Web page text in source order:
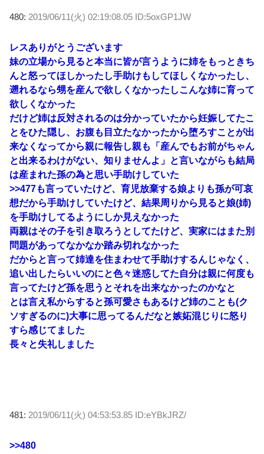
480: 2019/06/11(火) 02:19:08.05 ID:5oxGP1JW
レスありがとうございます
妹の立場から見ると本当に皆が言うように姉をもっときち
んと怒ってほしかったし手助けもしてほしくなかったし、
遡れるなら甥を産んで欲しくなかったしこんな姉に育って
欲しくなかった
だけど姉は反対されるのは分かっていたから妊娠してたこ
とをひた隠し、お腹も目立たなかったから堕ろすことが出
来なくなってから親に報告し親も「産んでもお前がちゃん
と出来るわけがない、知りませんよ」と言いながらも結局
は産まれた孫の為と思い手助けしていた
>>477も言っていたけど、育児放棄する娘よりも孫が可哀
想だから手助けしていたけど、結果周りから見ると娘(姉)
を手助けしてるようにしか見えなかった
両親はその子を引き取ろうとしてたけど、実家にはまた別
問題があってなかなか踏み切れなかった
だからと言って姉達を住まわせて手助けするんじゃなく、
追い出したらいいのにと色々迷惑してた自分は親に何度も
言ってたけど孫を思うとそれを出来なかったのかなと
とは言え私からすると孫可愛さもあるけど姉のことも(ク
ソすぎるのに)大事に思ってるんだなと嫉妬混じりに怒り
すら感じてました
長々と失礼しました
481: 2019/06/11(火) 04:53:53.85 ID:eYBkJRZ/
>>480